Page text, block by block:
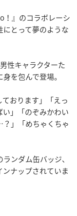
！』のコラボレーシ
とって夢のような
性キャラクターた
を包んで登場。
おります」「えっ
」「のぞみかわい
」「めちゃくちゃ
ンダム缶バッジ、
ナップされていま